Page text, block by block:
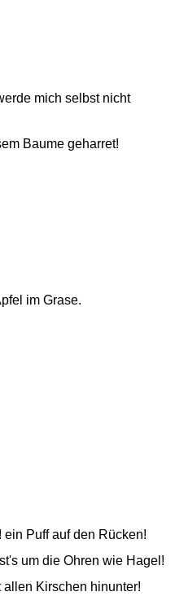
mich selbst nicht
Baume geharret!
im Grase.
Puff auf den Rücken!
um die Ohren wie Hagel!
allen Kirschen hinunter!